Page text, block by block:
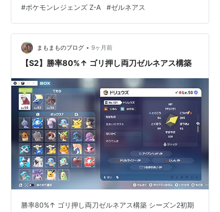
を、初心者にもわかりやすく体系的に解説します。 単な
るデータ紹介ではなく、実戦で勝てる構築を目指した“育
成×戦略”の完全ガイドです。 この記事を読めば、あなた
のゼルネアスが真の伝説へと進化します。 ゼルネアス育
成論の全体像と本記事の目的 この記事では、ポケモンレ
#ポケモンレジェンズ Z-A #ゼルネアス
まもまものブログ • 9ヶ月前
【S2】勝率80%↑ ゴリ押し両刀ゼルネアス構築
勝率80%↑ ゴリ押し両刀ゼルネアス構築 シーズン2初期